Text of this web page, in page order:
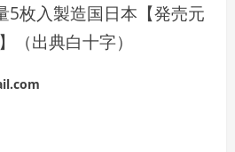
5枚入製造国日本【発売元
（出典白十字）